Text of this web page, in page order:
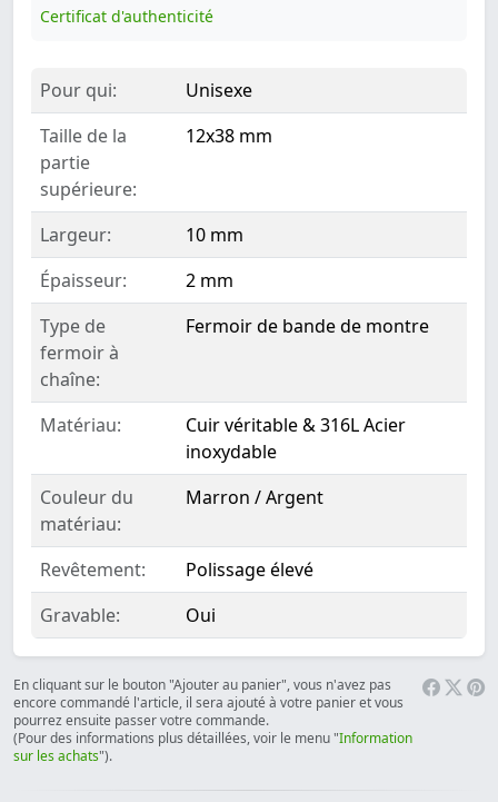
Certificat d'authenticité
Pour qui:
Unisexe
Taille de la
partie
supérieure:
12x38 mm
Largeur:
10 mm
Épaisseur:
2 mm
Type de
fermoir à
chaîne:
Fermoir de bande de montre
Matériau:
Cuir véritable & 316L Acier
inoxydable
Couleur du
matériau:
Marron / Argent
Revêtement:
Polissage élevé
Gravable:
Oui
En cliquant sur le bouton "Ajouter au panier", vous n'avez pas
encore commandé l'article, il sera ajouté à votre panier et vous
pourrez ensuite passer votre commande.
(Pour des informations plus détaillées, voir le menu "Information
sur les achats").